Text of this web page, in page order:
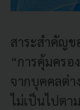
สาระสำคัญข
“การคุ้มคร
จากบุคคลต่า
ไม่เป็นไปตา